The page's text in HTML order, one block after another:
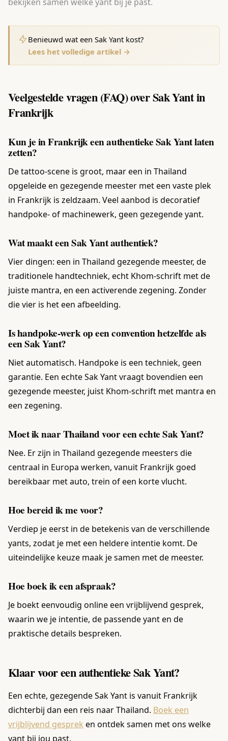
Benieuwd wat een Sak Yant kost?
Lees het volledige artikel →
Veelgestelde vragen (FAQ) over Sak Yant in
Frankrijk
Kun je in Frankrijk een authentieke Sak Yant laten
zetten?
De tattoo-scene is groot, maar een in Thailand
opgeleide en gezegende meester met een vaste plek
in Frankrijk is zeldzaam. Veel aanbod is decoratief
handpoke- of machinewerk, geen gezegende yant.
Wat maakt een Sak Yant authentiek?
Vier dingen: een in Thailand gezegende meester, de
traditionele handtechniek, echt Khom-schrift met de
juiste mantra, en een activerende zegening. Zonder
die vier is het een afbeelding.
Is handpoke-werk op een convention hetzelfde als
een Sak Yant?
Niet automatisch. Handpoke is een techniek, geen
garantie. Een echte Sak Yant vraagt bovendien een
gezegende meester, juist Khom-schrift met mantra en
een zegening.
Moet ik naar Thailand voor een echte Sak Yant?
Nee. Er zijn in Thailand gezegende meesters die
centraal in Europa werken, vanuit Frankrijk goed
bereikbaar met auto, trein of een korte vlucht.
Hoe bereid ik me voor?
Verdiep je eerst in de betekenis van de verschillende
yants, zodat je met een heldere intentie komt. De
uiteindelijke keuze maak je samen met de meester.
Hoe boek ik een afspraak?
Je boekt eenvoudig online een vrijblijvend gesprek,
waarin we je intentie, de passende yant en de
praktische details bespreken.
Klaar voor een authentieke Sak Yant?
Een echte, gezegende Sak Yant is vanuit Frankrijk
dichterbij dan een reis naar Thailand. Boek een
vrijblijvend gesprek en ontdek samen met ons welke
yant bij jou past.